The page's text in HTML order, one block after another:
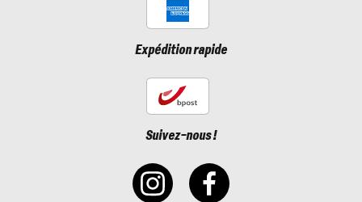
Expédition rapide
Suivez-nous !